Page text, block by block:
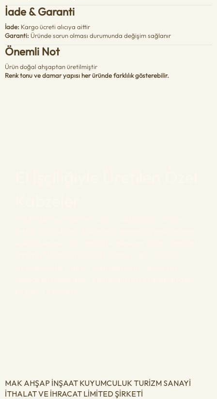
İade & Garanti
İade: Kargo ücreti alıcıya aittir
Garanti: Üründe sorun olması durumunda değişim sağlanır
Önemli Not
Ürün doğal ahşaptan üretilmiştir
Renk tonu ve damar yapısı her üründe farklılık gösterebilir.
MAK AHŞAP İNŞAAT KUYUMCULUK TURİZM SANAYİ
İTHALAT VE İHRACAT LİMİTED ŞİRKETİ